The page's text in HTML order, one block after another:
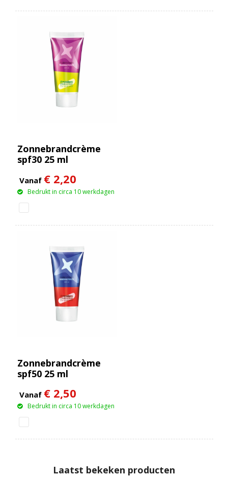
Zonnebrandcrème
spf30 25 ml
Vanaf € 2,20
Bedrukt in circa 10 werkdagen
Zonnebrandcrème
spf50 25 ml
Vanaf € 2,50
Bedrukt in circa 10 werkdagen
Laatst bekeken producten